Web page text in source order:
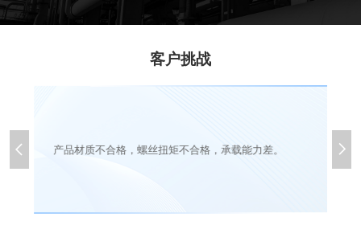
客户挑战
产品材质不合格，螺丝扭矩不合格，承载能力差。 
